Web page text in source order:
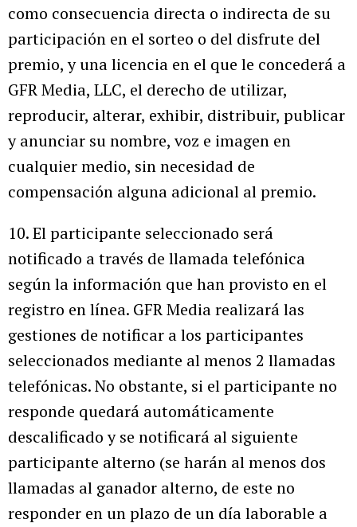
como consecuencia directa o indirecta de su
participación en el sorteo o del disfrute del
premio, y una licencia en el que le concederá a
GFR Media, LLC, el derecho de utilizar,
reproducir, alterar, exhibir, distribuir, publicar
y anunciar su nombre, voz e imagen en
cualquier medio, sin necesidad de
compensación alguna adicional al premio.
10. El participante seleccionado será
notificado a través de llamada telefónica
según la información que han provisto en el
registro en línea. GFR Media realizará las
gestiones de notificar a los participantes
seleccionados mediante al menos 2 llamadas
telefónicas. No obstante, si el participante no
responde quedará automáticamente
descalificado y se notificará al siguiente
participante alterno (se harán al menos dos
llamadas al ganador alterno, de este no
responder en un plazo de un día laborable a